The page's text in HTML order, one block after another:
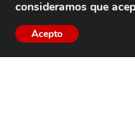
consideramos que
Acepto